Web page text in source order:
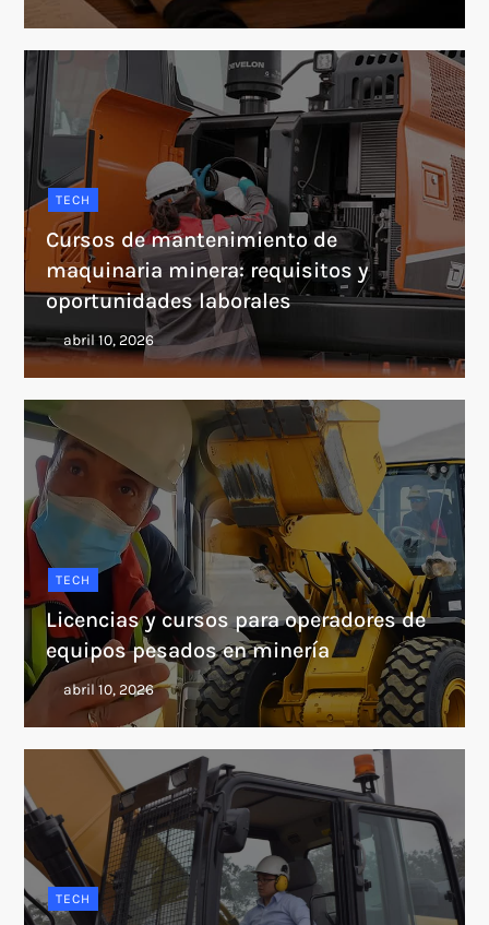
TECH
Cursos de mantenimiento de
maquinaria minera: requisitos y
oportunidades laborales
TECH
Licencias y cursos para operadores de
equipos pesados en minería
TECH